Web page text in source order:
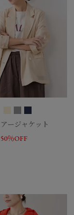
ージャケット
50％OFF